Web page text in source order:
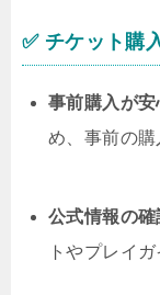
✅ チケット購
事前購入が安
め、事前の購
公式情報の確
トやプレイ